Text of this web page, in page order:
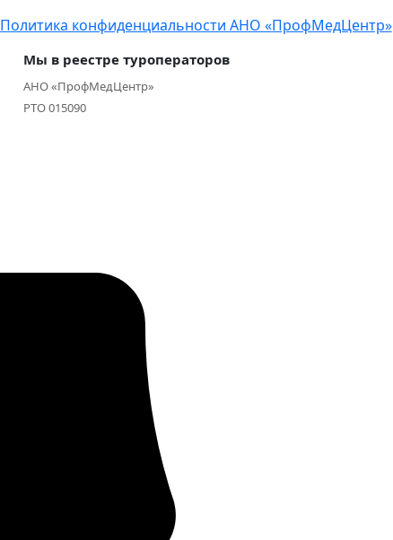
Политика конфиденциальности АНО «ПрофМедЦентр»
Мы в реестре туроператоров
АНО «ПрофМедЦентр»
РТО 015090